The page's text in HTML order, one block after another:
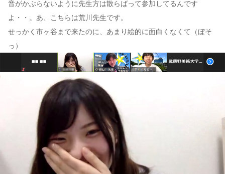
音がかぶらないように先生方は散らばって参加してるんです
よ・・。あ、こちらは荒川先生です。
せっかく市ヶ谷まで来たのに、あまり絵的に面白くなくて（ぼそ
っ）